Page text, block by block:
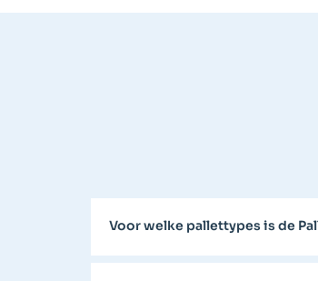
Voor welke pallettypes is de